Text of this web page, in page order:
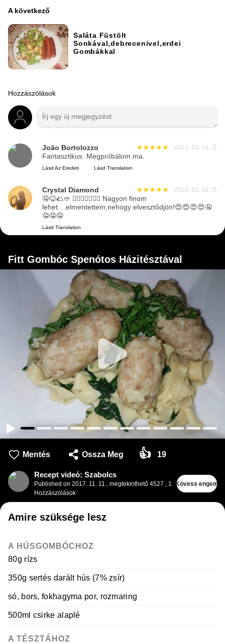
A következő
Saláta Füstölt
Sonkával,debrecenivel,erdei
Gombákkal
Hozzászólások
João Bortolozzo 2017. 11. 16. ☰
Fantasztikus. Megpróbálom ma.
Lásd Az Eredeti Lásd Translation
Crystal Diamond 2022. 03. 16. ☰
🤤😋🌮🥙 👌🏻👍🏻😍😍😍 Nagyon finom
lehet....elmentettem,nehogy elvesztődjön!😍😍😍😍🤤
🤤🤤🤤
Lásd Translation
Fitt Gombóc Spenótos Házitésztával
Mentés Ossza Meg 👍 19
Recept videó: Szabolcs
Published on 2017. 11. 11. megtekinthető 4527
1
Hozzászólások
Kövess engem
Amire szüksége lesz
A HÚSGOMBÓCHOZ
80g rízs
350g sertés darált hús (7% zsír)
só, bors, fokhagyma por, rozmaring
500ml csirke alaplé
A TÉSZTÁHOZ